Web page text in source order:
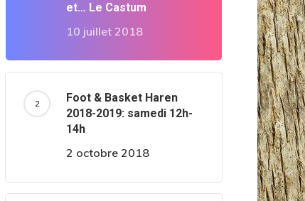
et… Le Castum
10 juillet 2018
Foot & Basket Haren
2018-2019: samedi 12h-
14h
2 octobre 2018